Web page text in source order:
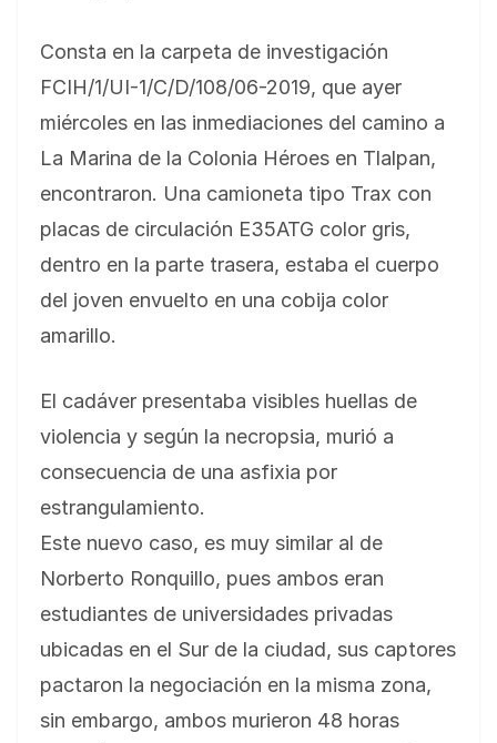
Consta en la carpeta de investigación
FCIH/1/UI-1/C/D/108/06-2019, que ayer
miércoles en las inmediaciones del camino a
La Marina de la Colonia Héroes en Tlalpan,
encontraron. Una camioneta tipo Trax con
placas de circulación E35ATG color gris,
dentro en la parte trasera, estaba el cuerpo
del joven envuelto en una cobija color
amarillo.
El cadáver presentaba visibles huellas de
violencia y según la necropsia, murió a
consecuencia de una asfixia por
estrangulamiento.
Este nuevo caso, es muy similar al de
Norberto Ronquillo, pues ambos eran
estudiantes de universidades privadas
ubicadas en el Sur de la ciudad, sus captores
pactaron la negociación en la misma zona,
sin embargo, ambos murieron 48 horas